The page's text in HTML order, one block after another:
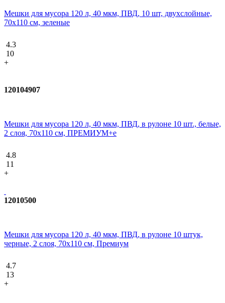
Мешки для мусора 120 л, 40 мкм, ПВД, 10 шт, двухслойные,
70х110 см, зеленые
4.3
10
+
120104907
Мешки для мусора 120 л, 40 мкм, ПВД, в рулоне 10 шт., белые,
2 слоя, 70x110 см, ПРЕМИУМ+e
4.8
11
+
12010500
Мешки для мусора 120 л, 40 мкм, ПВД, в рулоне 10 штук,
черные, 2 слоя, 70x110 см, Премиум
4.7
13
+